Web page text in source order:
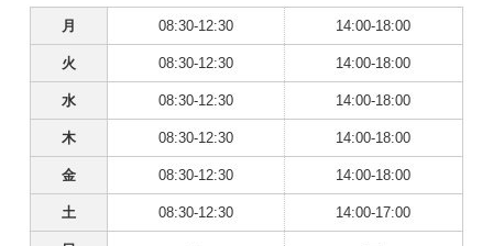
月 08:30-12:30 14:00-18:00
火 08:30-12:30 14:00-18:00
水 08:30-12:30 14:00-18:00
木 08:30-12:30 14:00-18:00
金 08:30-12:30 14:00-18:00
土 08:30-12:30 14:00-17:00